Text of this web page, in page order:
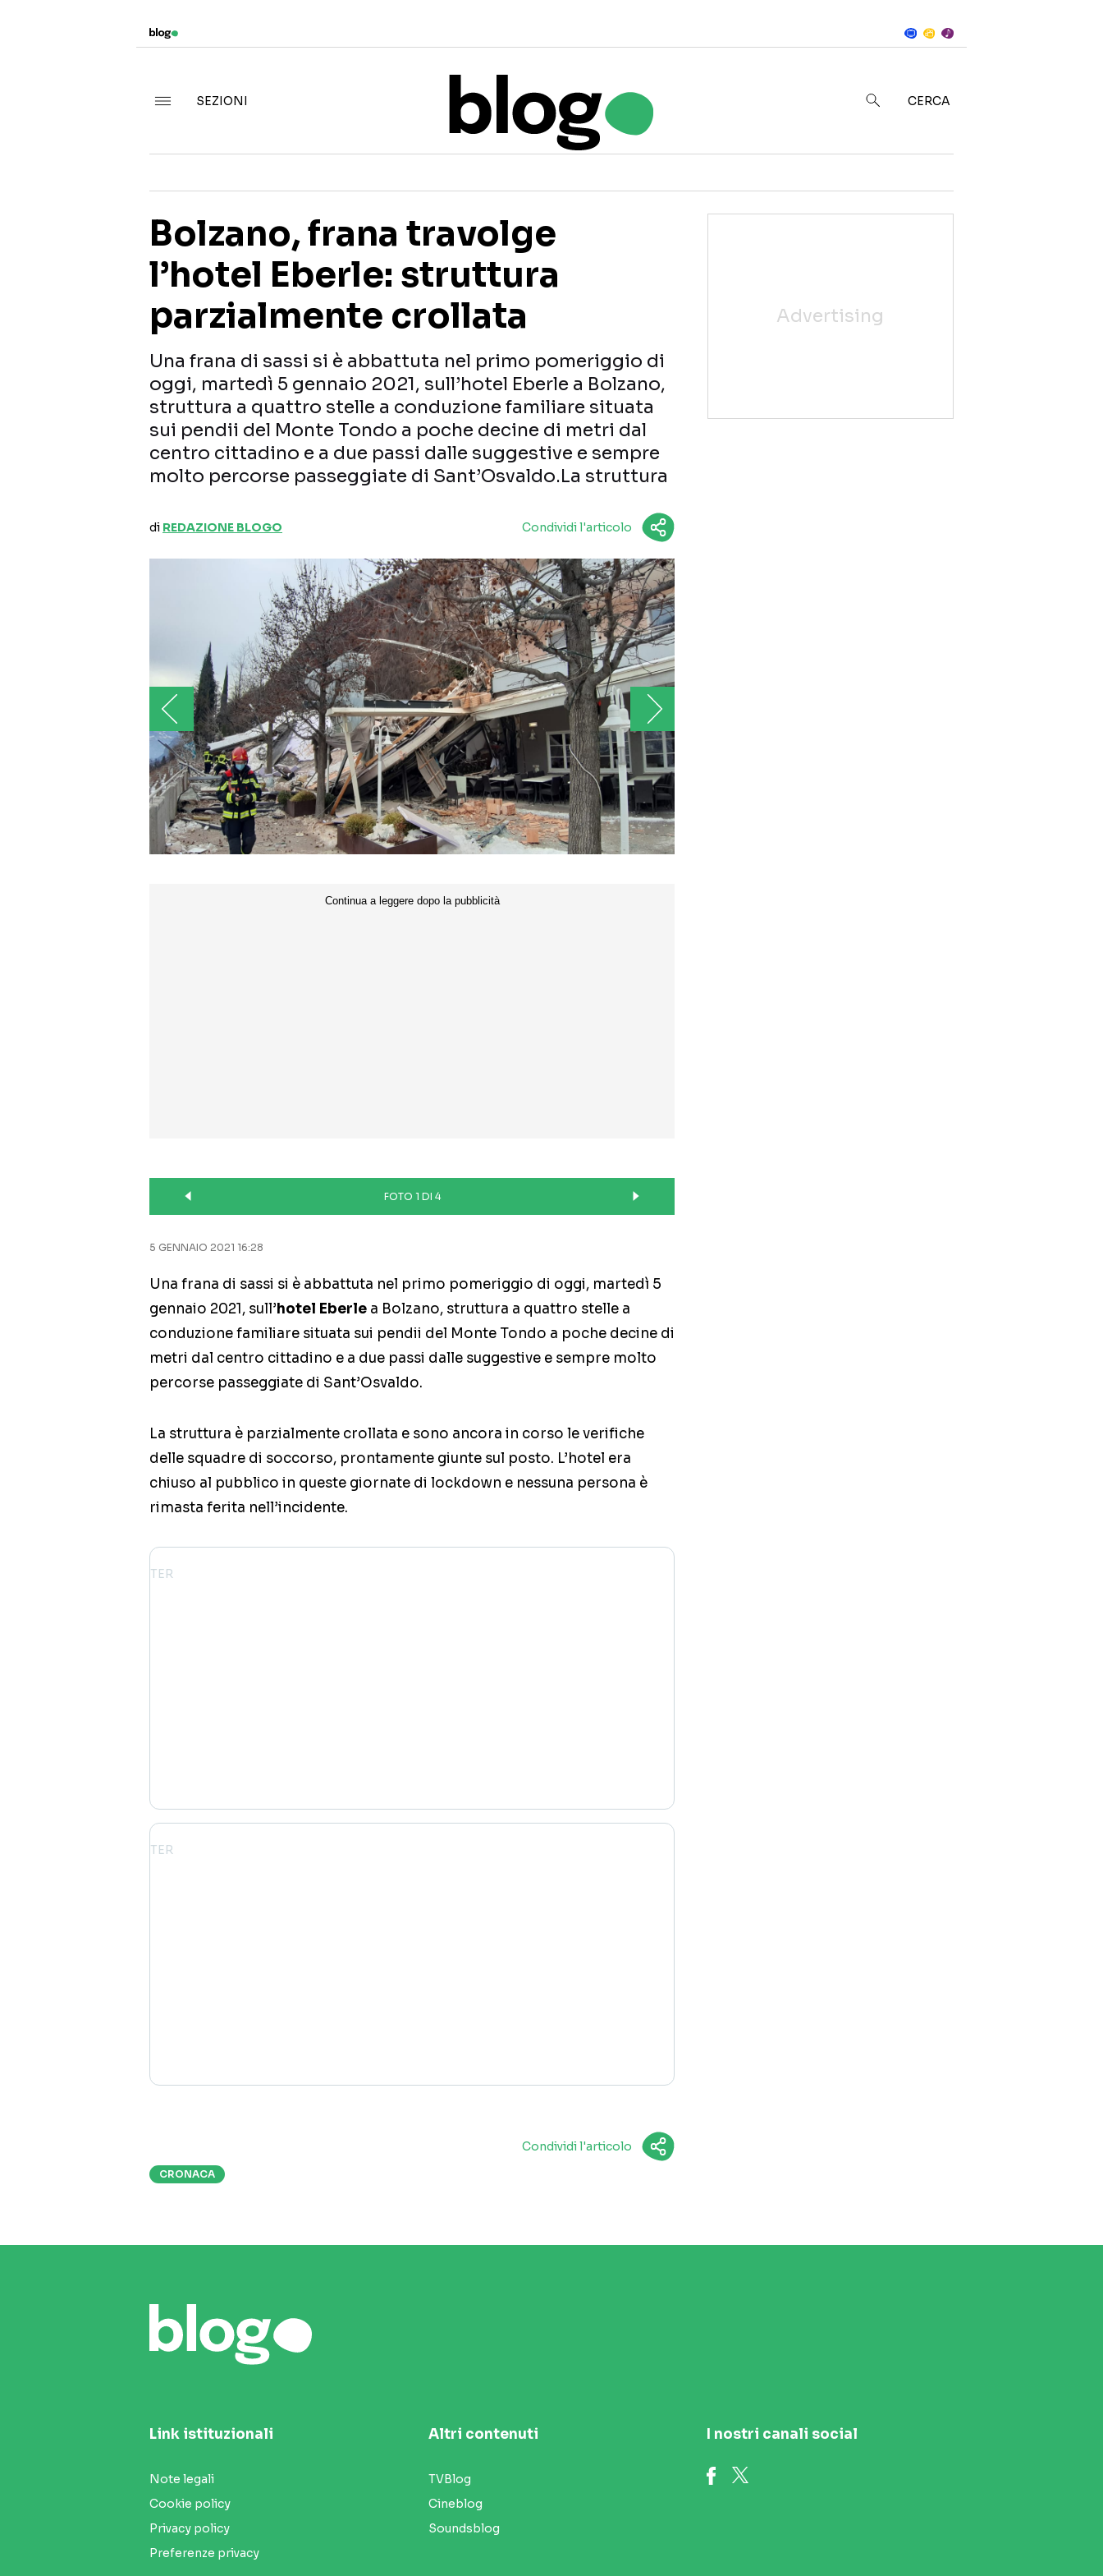
in Notizie
SEZIONI CERCA
Bolzano, frana travolge
l’hotel Eberle: struttura
parzialmente crollata
Una frana di sassi si è abbattuta nel primo pomeriggio di
oggi, martedì 5 gennaio 2021, sull’hotel Eberle a Bolzano,
struttura a quattro stelle a conduzione familiare situata
sui pendii del Monte Tondo a poche decine di metri dal
centro cittadino e a due passi dalle suggestive e sempre
molto percorse passeggiate di Sant’Osvaldo.La struttura
di REDAZIONE BLOGO Condividi l'articolo
FOTO 1 DI 4
5 GENNAIO 2021 16:28
Una frana di sassi si è abbattuta nel primo pomeriggio di oggi, martedì 5
gennaio 2021, sull’hotel Eberle a Bolzano, struttura a quattro stelle a
conduzione familiare situata sui pendii del Monte Tondo a poche decine di
metri dal centro cittadino e a due passi dalle suggestive e sempre molto
percorse passeggiate di Sant’Osvaldo.
La struttura è parzialmente crollata e sono ancora in corso le verifiche
delle squadre di soccorso, prontamente giunte sul posto. L’hotel era
chiuso al pubblico in queste giornate di lockdown e nessuna persona è
rimasta ferita nell’incidente.
Condividi l'articolo
CRONACA
Link istituzionali
Note legali
Cookie policy
Privacy policy
Preferenze privacy
Altri contenuti
TVBlog
Cineblog
Soundsblog
I nostri canali social